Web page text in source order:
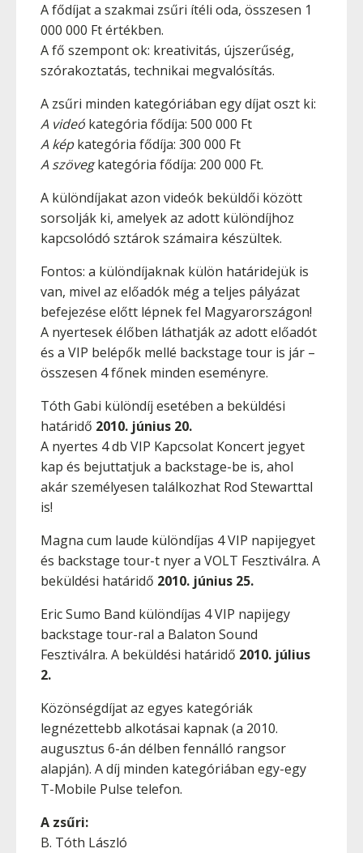
A fődíjat a szakmai zsűri ítéli oda, összesen 1
000 000 Ft értékben.
A fő szempont ok: kreativitás, újszerűség,
szórakoztatás, technikai megvalósítás.
A zsűri minden kategóriában egy díjat oszt ki:
A videó kategória fődíja: 500 000 Ft
A képkategória fődíja: 300 000 Ft
A szövegkategória fődíja: 200 000 Ft.
A különdíjakat azon videók beküldői között
sorsolják ki, amelyek az adott különdíjhoz
kapcsolódó sztárok számaira készültek.
Fontos: a különdíjaknak külön határidejük is
van, mivel az előadók még a teljes pályázat
befejezése előtt lépnek fel Magyarországon!
A nyertesek élőben láthatják az adott előadót
és a VIP belépők mellé backstage tour is jár –
összesen 4 főnek minden eseményre.
Tóth Gabi különdíj esetében a beküldési
határidő 2010. június 20.
A nyertes 4 db VIP Kapcsolat Koncert jegyet
kap és bejuttatjuk a backstage-be is, ahol
akár személyesen találkozhat Rod Stewarttal
is!
Magna cum laude különdíjas 4 VIP napijegyet
és backstage tour-t nyer a VOLT Fesztiválra. A
beküldési határidő 2010. június 25.
Eric Sumo Band különdíjas 4 VIP napijegy
backstage tour-ral a Balaton Sound
Fesztiválra. A beküldési határidő 2010. július
2.
Közönségdíjat az egyes kategóriák
legnézettebb alkotásai kapnak (a 2010.
augusztus 6-án délben fennálló rangsor
alapján). A díj minden kategóriában egy-egy
T-Mobile Pulse telefon.
A zsűri:
B. Tóth László